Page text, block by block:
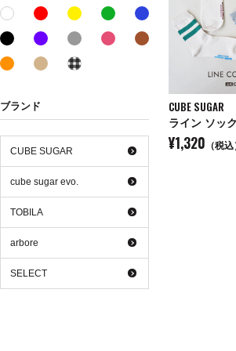
CUBE SUGAR
ライン ソッ
¥1,320 （税
ホワイト系レッド系 イエロー系グリーン系
ブラック系パープル系グレー系 ピンク系 ブラウン系
オレンジ系ベージュ系
ブランド
CUBE SUGAR
cube sugar evo.
TOBILA
arbore
SELECT